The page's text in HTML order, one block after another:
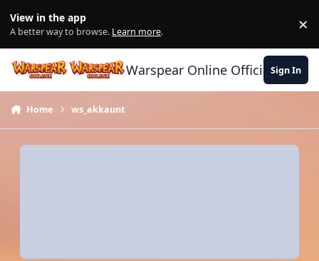
View in the app
A better way to browse. Learn more. ×
Warspear Online Official Forum
Sign In
Home ws_akkaunt